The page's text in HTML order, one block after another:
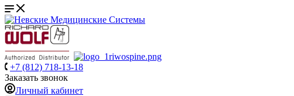
+7 (812) 718-13-18
Заказать звонок
Личный кабинет